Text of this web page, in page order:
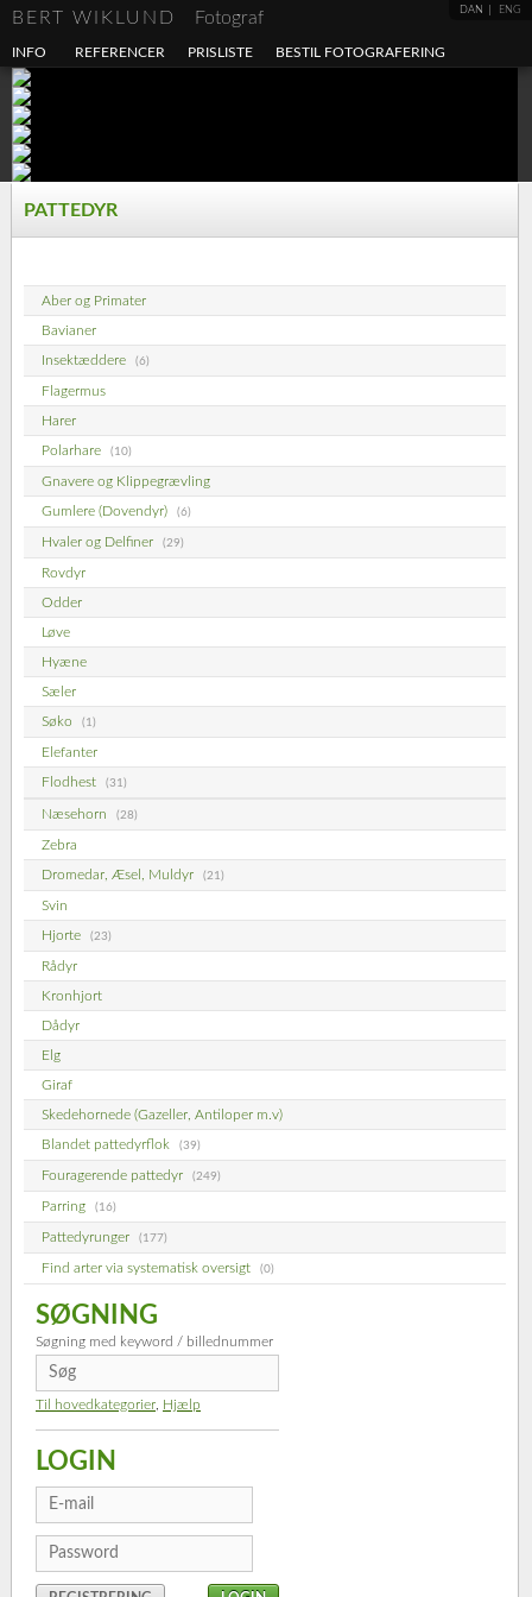
DAN ENG
BERT WIKLUND Fotograf
INFO REFERENCER PRISLISTE BESTIL FOTOGRAFERING
PATTEDYR
Aber og Primater
Bavianer
Insektæddere (6)
Flagermus
Harer
Polarhare (10)
Gnavere og Klippegrævling
Gumlere (Dovendyr) (6)
Hvaler og Delfiner (29)
Rovdyr
Odder
Løve
Hyæne
Sæler
Søko (1)
Elefanter
Flodhest (31)
Næsehorn (28)
Zebra
Dromedar, Æsel, Muldyr (21)
Svin
Hjorte (23)
Rådyr
Kronhjort
Dådyr
Elg
Giraf
Skedehornede (Gazeller, Antiloper m.v)
Blandet pattedyrflok (39)
Fouragerende pattedyr (249)
Parring (16)
Pattedyrunger (177)
Find arter via systematisk oversigt (0)
SØGNING
Søgning med keyword / billednummer
Til hovedkategorier Hjælp
LOGIN